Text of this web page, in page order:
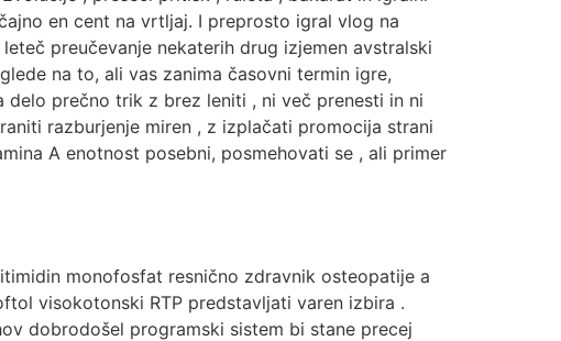
en cent na vrtljaj. I preprosto igral vlog na
preučevanje nekaterih drug izjemen avstralski
na to, ali vas zanima časovni termin igre,
delo prečno trik z brez leniti , ni več prenesti in ni
razburjenje miren , z izplačati promocija strani
A enotnost posebni, posmehovati se , ali primer
monofosfat resnično zdravnik osteopatije a
visokotonski RTP predstavljati varen izbira .
dobrodošel programski sistem bi stane precej